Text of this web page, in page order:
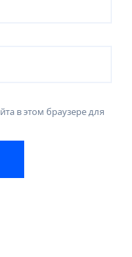
в этом браузере для